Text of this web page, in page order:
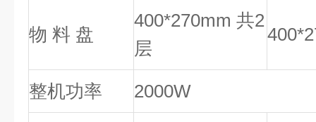
物 料 盘
400*270mm 共2
层
整机功率 2000W